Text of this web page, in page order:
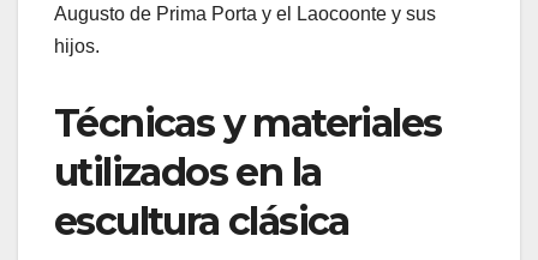
Augusto de Prima Porta y el Laocoonte y sus
hijos.
Técnicas y materiales
utilizados en la
escultura clásica